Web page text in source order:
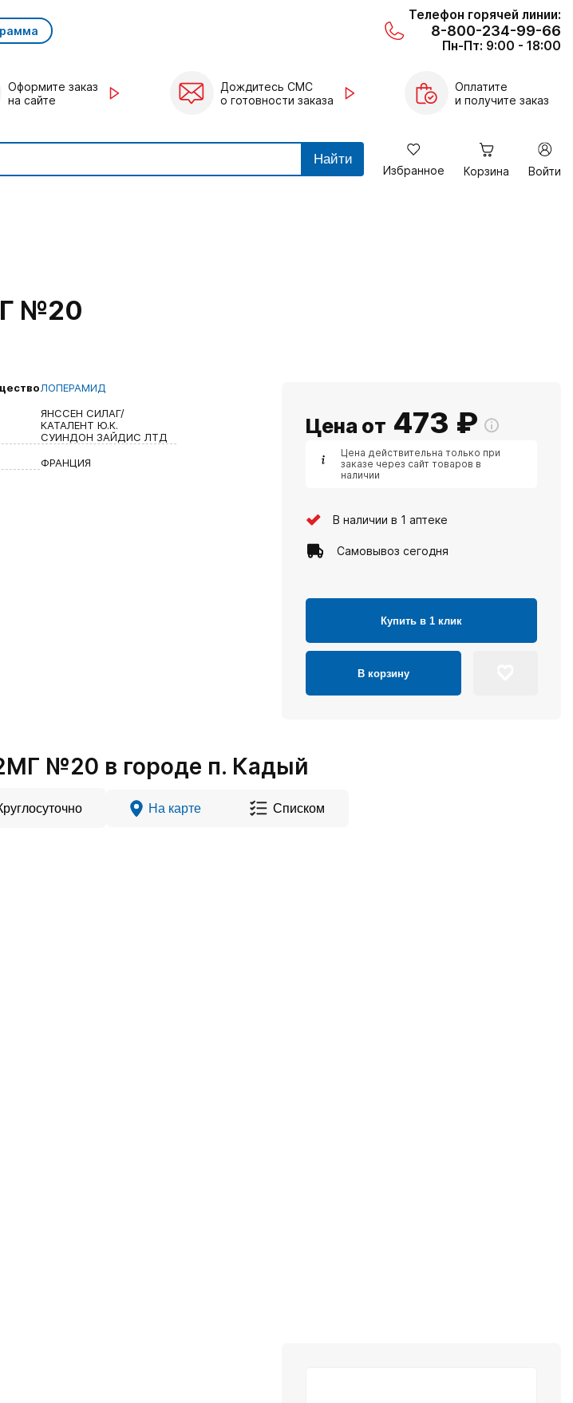
Телефон горячей линии:
8-800-234-99-66
Пн-Пт: 9:00 - 18:00
Оформите заказ
на сайте
Дождитесь СМС
о готовности заказа
Оплатите
и получите заказ
Найти
Избранное Корзина Войти
№20
ЛОПЕРАМИД
ЯНССЕН СИЛАГ/
КАТАЛЕНТ Ю.К.
СУИНДОН ЗАЙДИС ЛТД
ФРАНЦИЯ
Цена от 473 ₽
Цена действительна только при
заказе через сайт товаров в
наличии
В наличии в 1 аптеке
Самовывоз сегодня
Купить в 1 клик
В корзину
№20 в городе п. Кадый
На карте Списком